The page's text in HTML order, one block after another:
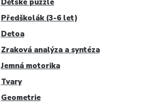
Dětské puzzle
Předškolák (3-6 let)
Detoa
Zraková analýza a syntéza
Jemná motorika
Tvary
Geometrie